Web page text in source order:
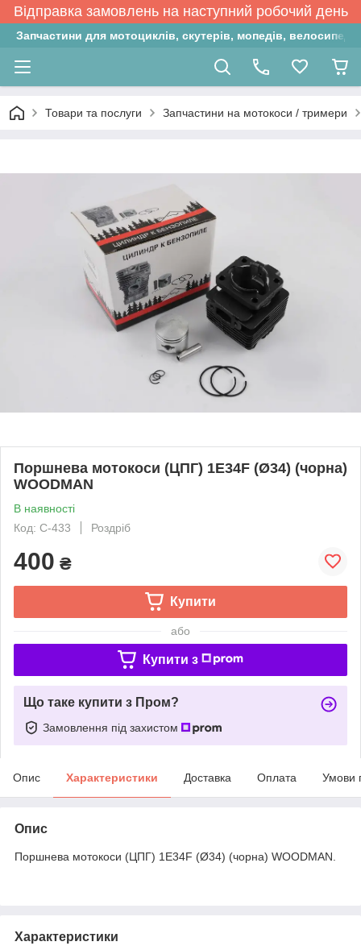
Відправка замовлень на наступний робочий день
Запчастини для мотоциклів, скутерів, мопедів,
Товари та послуги Запчастини на мотокоси / тримери
Поршнева мотокоси (ЦПГ) 1E34F (Ø34) (чорна)
WOODMAN
В наявності
Код: C-433
Роздріб
400 ₴
Купити
або
Купити з
Що таке купити з Пром?
Замовлення під захистом
Опис Характеристики Доставка Оплата Умови
Опис
Поршнева мотокоси (ЦПГ) 1E34F (Ø34) (чорна) WOODMAN.
Характеристики